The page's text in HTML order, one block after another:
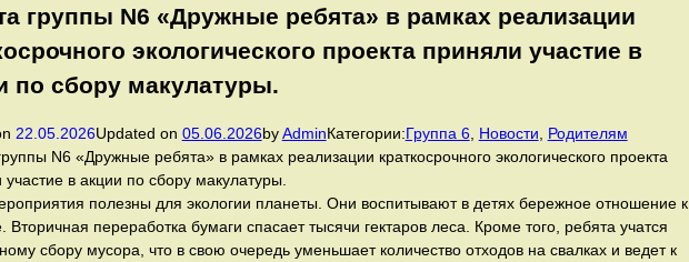
группы N6 «Дружные ребята» в рамках реализации
экологического проекта приняли участие в
по сбору макулатуры.
22.05.2026Updated on 05.06.2026byAdminКатегории:Группа 6, Новости
Родителям
N6 «Дружные ребята» в рамках реализации краткосрочного экологического проекта
участие в акции по сбору макулатуры.
полезны для экологии планеты. Они воспитывают в детях бережное отношение к
Вторичная переработка бумаги спасает тысячи гектаров леса. Кроме того, ребята учатся
сбору мусора, что в свою очередь уменьшает количество отходов на свалках и ведет к